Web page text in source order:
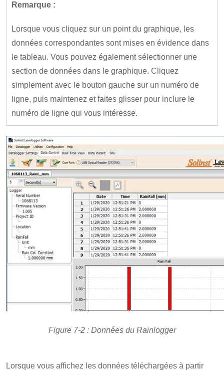
Remarque :
Lorsque vous cliquez sur un point du graphique, les
données correspondantes sont mises en évidence dans
le tableau. Vous pouvez également sélectionner une
section de données dans le graphique. Cliquez
simplement avec le bouton gauche sur un numéro de
ligne, puis maintenez et faites glisser pour inclure le
numéro de ligne qui vous intéresse.
Figure 7-2 : Données du Rainlogger
Lorsque vous affichez les données téléchargées à partir